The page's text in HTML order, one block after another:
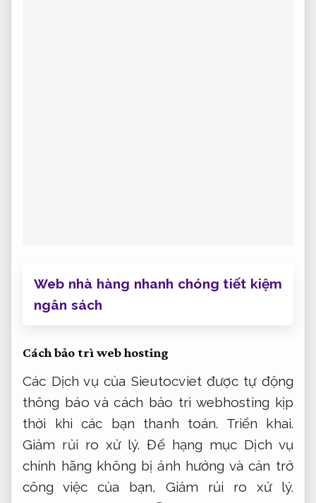
Sieutocviet hướng dẫn bạn cách gia hạn
web hosting có độ tin cậy trước khi
Quy trình minh bạch.
lòng gửi yêu cầu đến bộ phận kế toán
Sieutocviet để tạo hóa đơn thanh toán.
Triển khai. Áp dụng cho nhiều nhu cầu.Hy
vọng bài viết trên đã giúp bạn biết cách
bảo trì hạng mục Dịch vụ giá rẻ webhosting
tại Sieutocviet và hiểu được tầm cần thiết